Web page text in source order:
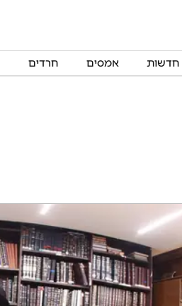
חדשות אמסים חרדים